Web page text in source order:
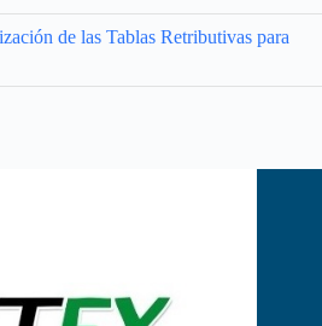
de las Tablas Retributivas para